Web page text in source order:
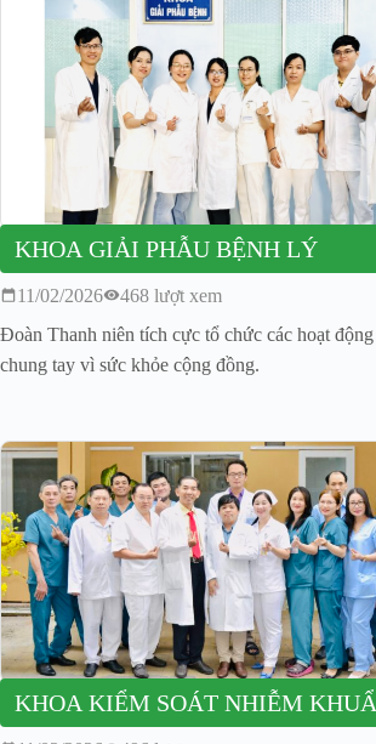
KHOA GIẢI PHẪU BỆNH LÝ
11/02/2026
468 lượt xem
Đoàn Thanh niên tích cực tổ chức các hoạt
chung tay vì sức khỏe cộng đồng.
KHOA KIỂM SOÁT NHIỄM